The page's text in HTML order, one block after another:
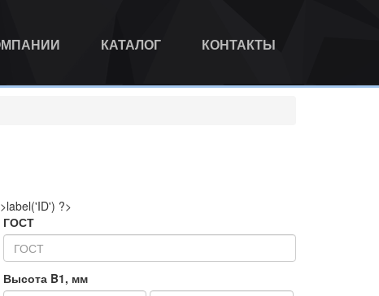
КАТАЛОГ КОНТАКТЫ
?>
ГОСТ
Высота B1, мм